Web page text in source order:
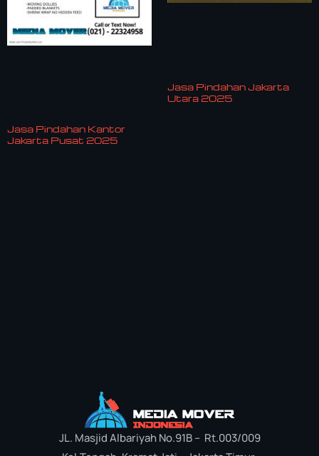
Jasa Pindahan Kantor
Jakarta Pusat 2025
Jasa Pindahan Jakarta
Utara 2025
JL. Masjid Albariyah No.91B – Rt.003/009